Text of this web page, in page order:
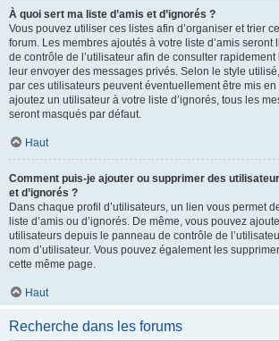
À quoi sert ma liste d’amis et d’ignorés ?
Vous pouvez utiliser ces listes afin d’organiser et trier
forum. Les membres ajoutés à votre liste d’amis seront
de contrôle de l’utilisateur afin de consulter
leur envoyer des messages privés. Selon le style
par ces utilisateurs peuvent éventuellement être mis
ajoutez un utilisateur à votre liste d’ignorés, tous les
seront masqués par défaut.
Haut
Comment puis-je ajouter ou supprimer des
et d’ignorés ?
Dans chaque profil d’utilisateurs, un lien vous permet
liste d’amis ou d’ignorés. De même, vous pouvez
utilisateurs depuis le panneau de contrôle de
nom d’utilisateur. Vous pouvez également les
cette même page.
Haut
Recherche dans les forums